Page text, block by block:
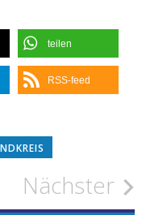
teilen
RSS-feed
Nächster